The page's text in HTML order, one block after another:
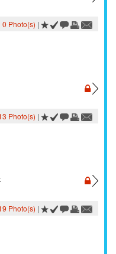
0 Photo(s) |
Photo(s) |
Photo(s) |